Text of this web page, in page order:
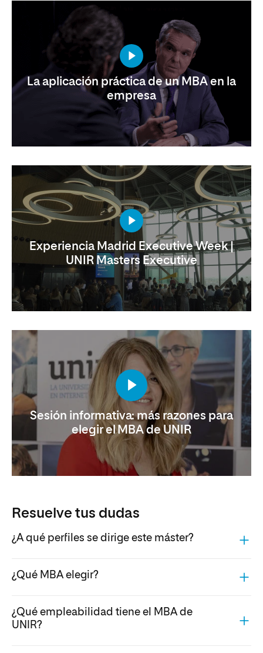
La aplicación práctica de un MBA en la
empresa
Experiencia Madrid Executive Week |
UNIR Masters Executive
Sesión informativa: más razones para
elegir el MBA de UNIR
Resuelve tus dudas
¿A qué perfiles se dirige este máster?
¿Qué MBA elegir?
¿Qué empleabilidad tiene el MBA de
UNIR?